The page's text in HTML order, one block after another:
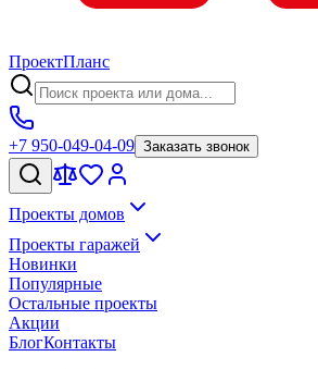
ПроектПланс
+7 950-049-04-09 Заказать звонок
Проекты домов
Проекты гаражей
Новинки
Популярные
Остальные проекты
Акции
БлогКонтакты